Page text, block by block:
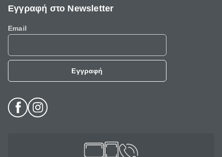
Εγγραφή στο Newsletter
Email
Εγγραφή